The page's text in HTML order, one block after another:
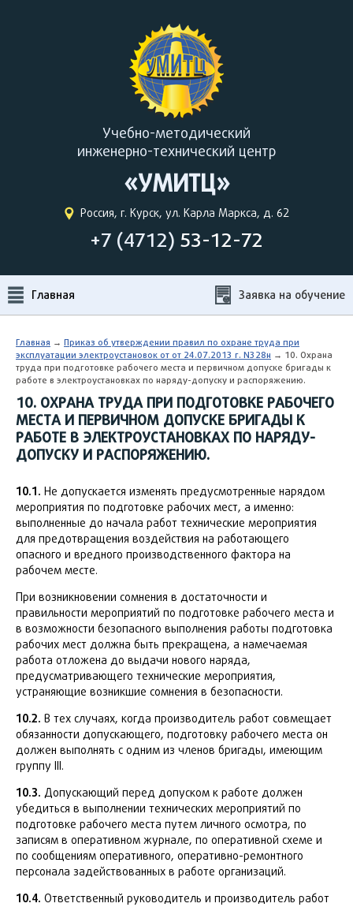
Учебно-методический
инженерно-технический центр
«УМИТЦ»
Россия, г. Курск, ул. Карла Маркса, д. 62
+7 (4712) 53-12-72
Главная Заявка на обучение
Главная → Приказ об утверждении правил по охране труда при
эксплуатации электроустановок от от 24.07.2013 г. N328н → 10. Охрана
труда при подготовке рабочего места и первичном допуске бригады к
работе в электроустановках по наряду-допуску и распоряжению.
10. ОХРАНА ТРУДА ПРИ ПОДГОТОВКЕ РАБОЧЕГО
МЕСТА И ПЕРВИЧНОМ ДОПУСКЕ БРИГАДЫ К
РАБОТЕ В ЭЛЕКТРОУСТАНОВКАХ ПО НАРЯДУ-
ДОПУСКУ И РАСПОРЯЖЕНИЮ.
10.1. Не допускается изменять предусмотренные нарядом
мероприятия по подготовке рабочих мест, а именно:
выполненные до начала работ технические мероприятия
для предотвращения воздействия на работающего
опасного и вредного производственного фактора на
рабочем месте.
При возникновении сомнения в достаточности и
правильности мероприятий по подготовке рабочего места и
в возможности безопасного выполнения работы подготовка
рабочих мест должна быть прекращена, а намечаемая
работа отложена до выдачи нового наряда,
предусматривающего технические мероприятия,
устраняющие возникшие сомнения в безопасности.
10.2. В тех случаях, когда производитель работ совмещает
обязанности допускающего, подготовку рабочего места он
должен выполнять с одним из членов бригады, имеющим
группу III.
10.3. Допускающий перед допуском к работе должен
убедиться в выполнении технических мероприятий по
подготовке рабочего места путем личного осмотра, по
записям в оперативном журнале, по оперативной схеме и
по сообщениям оперативного, оперативно-ремонтного
персонала задействованных в работе организаций.
10.4. Ответственный руководитель и производитель работ